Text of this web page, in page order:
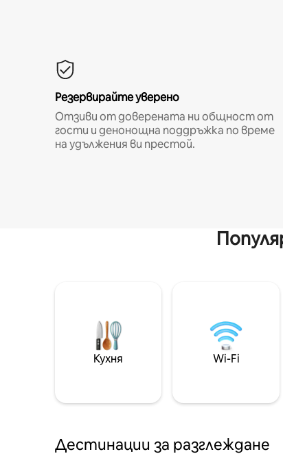
Резервирайте уверено
Отзиви от доверената ни общност от
гости и денонощна поддръжка по време
на удължения ви престой.
Кухня Wi-Fi
Дестинации за разглеждане